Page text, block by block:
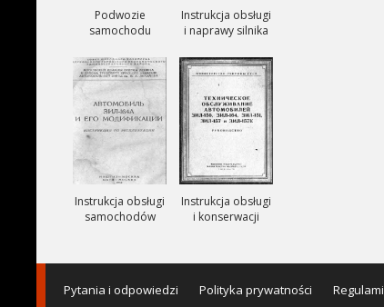
Podwozie
samochodu
Instrukcja obsługi
i naprawy silnika
Instrukcja obsługi
samochodów
Instrukcja obsługi
i konserwacji
ZIŁ-157, ZIŁ-157K
Pytania i odpowiedzi Polityka prywatności